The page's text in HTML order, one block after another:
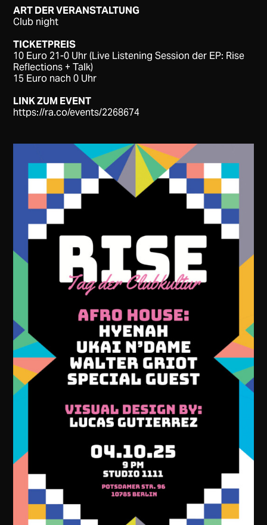
ART DER VERANSTALTUNG
Club night
TICKETPREIS
10 Euro 21-0 Uhr (Live Listening Session der EP: Rise
Reflections + Talk)
15 Euro nach 0 Uhr
LINK ZUM EVENT
https://ra.co/events/2268674